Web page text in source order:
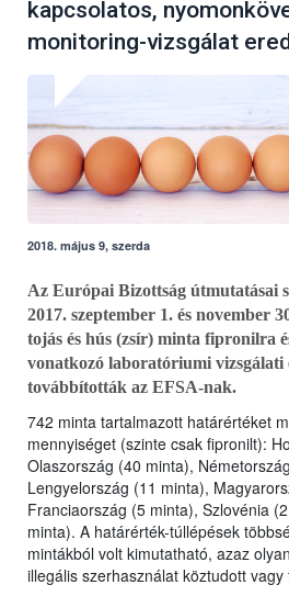
kapcsolatos,
monitoring-vizsgálat
2018. május 9, szerda
Az Európai Bizottság útmutatásai
2017. szeptember 1. és november
tojás és hús (zsír) minta fipronilra
vonatkozó laboratóriumi vizsgálati
továbbították az EFSA-nak.
742 minta tartalmazott határértéket
mennyiséget (szinte csak fipronilt):
Olaszország (40 minta),
Lengyelország (11 minta),
Franciaország (5 minta), Szlovénia
minta). A határérték-túllépések
mintákból volt kimutatható, azaz
illegális szerhasználat köztudott